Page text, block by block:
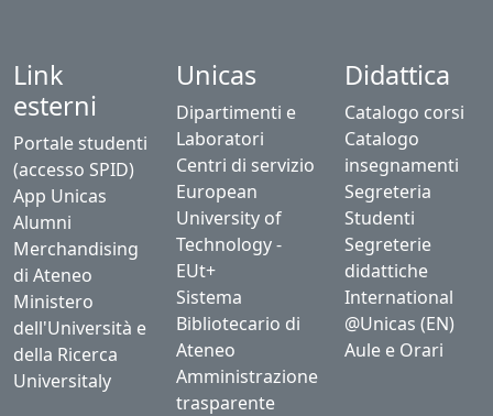
Link
esterni
Portale studenti
(accesso SPID)
App Unicas
Alumni
Merchandising
di Ateneo
Ministero
dell'Università e
della Ricerca
Universitaly
Unicas
Dipartimenti e
Laboratori
Centri di servizio
European
University of
Technology -
EUt+
Sistema
Bibliotecario di
Ateneo
Amministrazione
trasparente
Didattica
Catalogo corsi
Catalogo
insegnamenti
Segreteria
Studenti
Segreterie
didattiche
International
@Unicas (EN)
Aule e Orari